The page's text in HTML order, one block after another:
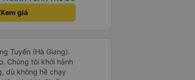
Mình nghĩ
các xe cho lái xe đỡ
chuyến lên các vùng
nhưng họ lại không
phụ xe có nhiệt tình
có trải nghiệm vui
Xem giá
Tuyến (Hà Giang).
Chúng tôi khởi hành
dù không hề chạy